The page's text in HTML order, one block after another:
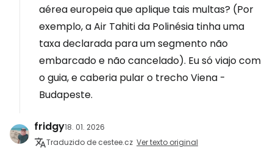
aérea europeia que aplique tais multas? (Por
exemplo, a Air Tahiti da Polinésia tinha uma
taxa declarada para um segmento não
embarcado e não cancelado). Eu só viajo com
o guia, e caberia pular o trecho Viena -
Budapeste.
fridgy18. 01. 2026
Traduzido de cestee.cz Ver texto original